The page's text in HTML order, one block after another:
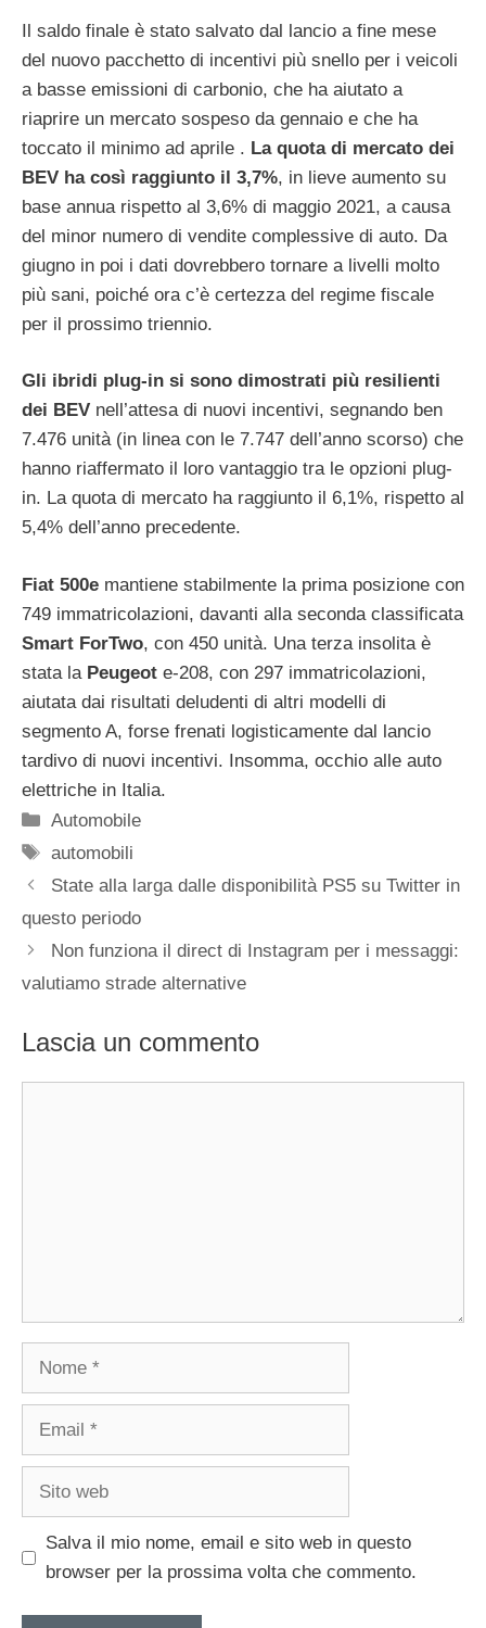
Il saldo finale è stato salvato dal lancio a fine mese
del nuovo pacchetto di incentivi più snello per i veicoli
a basse emissioni di carbonio, che ha aiutato a
riaprire un mercato sospeso da gennaio e che ha
toccato il minimo ad aprile . La quota di mercato dei
BEV ha così raggiunto il 3,7%, in lieve aumento su
base annua rispetto al 3,6% di maggio 2021, a causa
del minor numero di vendite complessive di auto. Da
giugno in poi i dati dovrebbero tornare a livelli molto
più sani, poiché ora c’è certezza del regime fiscale
per il prossimo triennio.
Gli ibridi plug-in si sono dimostrati più resilienti
dei BEV nell’attesa di nuovi incentivi, segnando ben
7.476 unità (in linea con le 7.747 dell’anno scorso) che
hanno riaffermato il loro vantaggio tra le opzioni plug-
in. La quota di mercato ha raggiunto il 6,1%, rispetto al
5,4% dell’anno precedente.
Fiat 500e mantiene stabilmente la prima posizione con
749 immatricolazioni, davanti alla seconda classificata
Smart ForTwo, con 450 unità. Una terza insolita è
stata la Peugeot e-208, con 297 immatricolazioni,
aiutata dai risultati deludenti di altri modelli di
segmento A, forse frenati logisticamente dal lancio
tardivo di nuovi incentivi. Insomma, occhio alle auto
elettriche in Italia.
Categorie
Automobile
Tag
automobili
State alla larga dalle disponibilità PS5 su Twitter in
questo periodo
Non funziona il direct di Instagram per i messaggi:
valutiamo strade alternative
Lascia un commento
Nome
Email
Sito
Salva il mio nome, email e sito web in questo
browser per la prossima volta che commento.